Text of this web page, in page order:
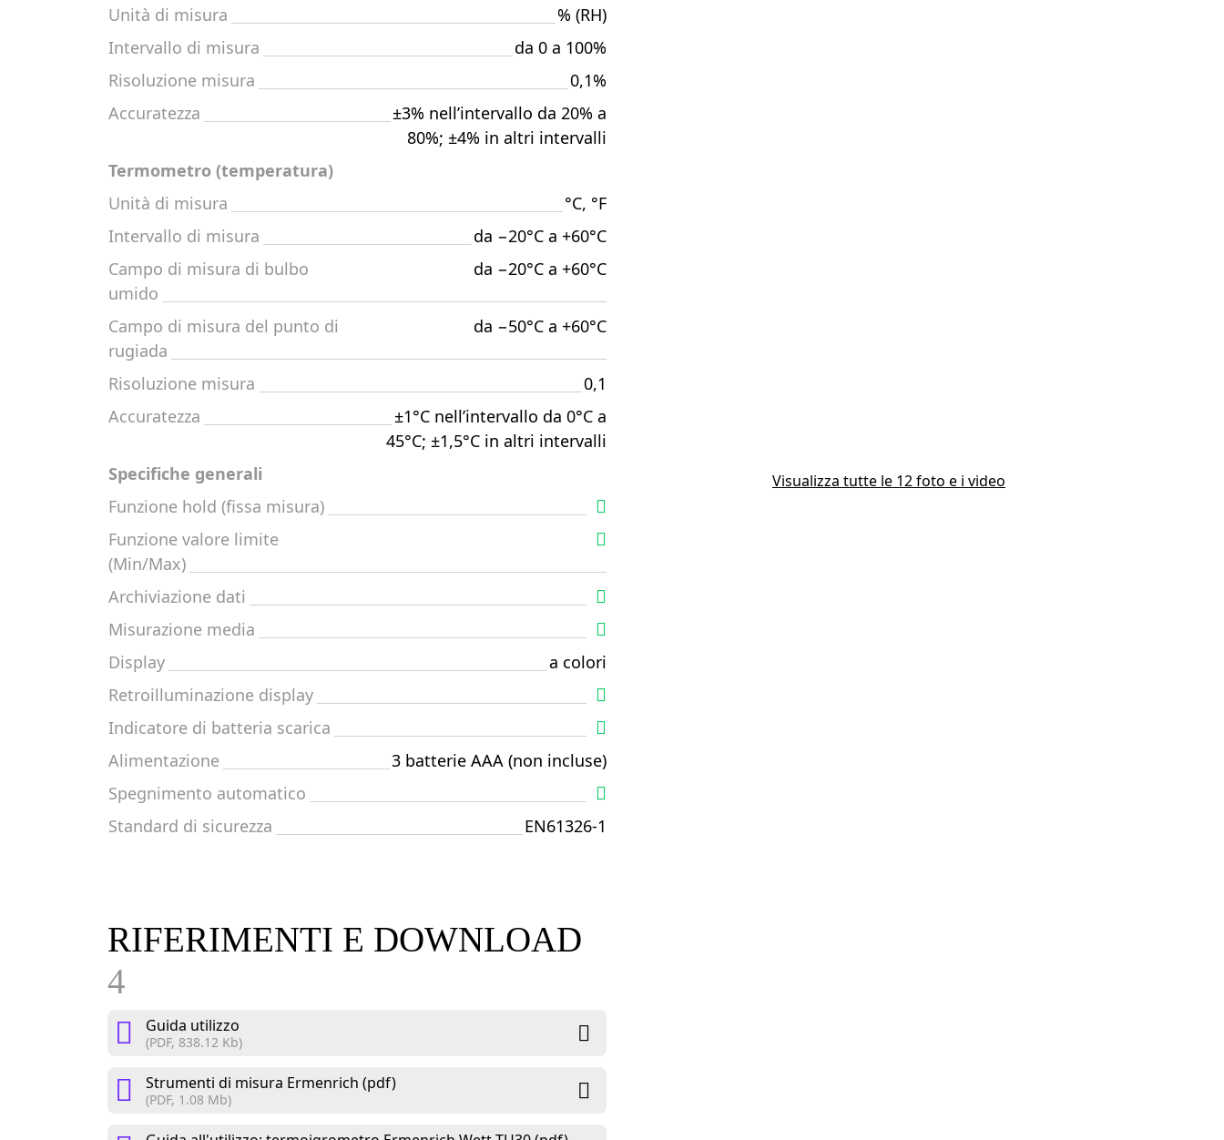
Visualizza tutte le 12 foto e i video
Unità di misura
% (RH)
Intervallo di misura
da 0 a 100%
Risoluzione misura
0,1%
Accuratezza
±3% nell’intervallo da 20% a
80%; ±4% in altri intervalli
Termometro (temperatura)
Unità di misura
°C, °F
Intervallo di misura
da −20°C a +60°C
Campo di misura di bulbo
umido
da −20°C a +60°C
Campo di misura del punto di
rugiada
da −50°C a +60°C
Risoluzione misura
0,1
Accuratezza
±1°C nell’intervallo da 0°C a
45°C; ±1,5°C in altri intervalli
Specifiche generali
Funzione hold (fissa misura)
Funzione valore limite
(Min/Max)
Archiviazione dati
Misurazione media
Display
a colori
Retroilluminazione display
Indicatore di batteria scarica
Alimentazione
3 batterie AAA (non incluse)
Spegnimento automatico
Standard di sicurezza
EN61326-1
RIFERIMENTI E DOWNLOAD
4
Guida utilizzo
(PDF, 838.12 Kb)
Strumenti di misura Ermenrich (pdf)
(PDF, 1.08 Mb)